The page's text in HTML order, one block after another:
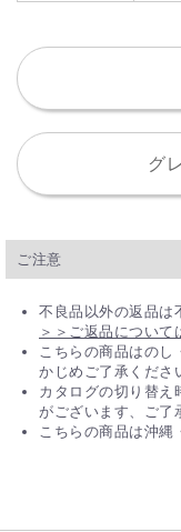
グ
ご注意
不良品以外の返品は
＞＞ご返品について
こちらの商品はのし
かじめご了承くださ
カタログの切り替え
がございます、ご了
こちらの商品は沖縄